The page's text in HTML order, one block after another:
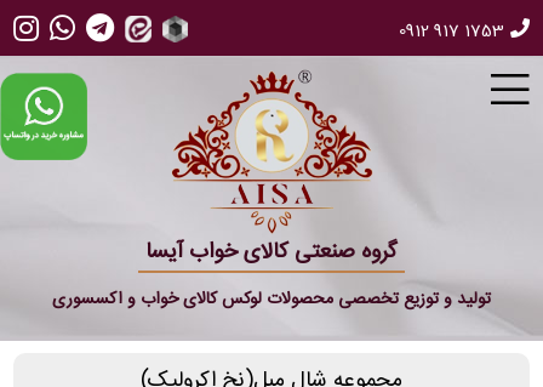
0912 917 1753
گروه صنعتی کالای خواب آیسا
تولید و توزیع تخصصی محصولات لوکس کالای خواب و اکسسوری